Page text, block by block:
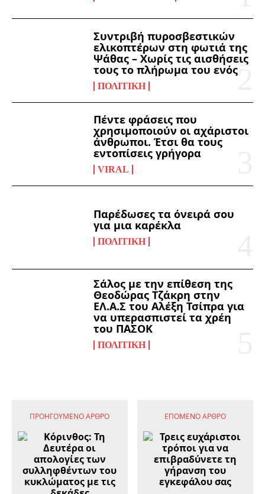
Συντριβή πυροσβεστικών
ελικοπτέρων στη φωτιά της
Ψάθας – Χωρίς τις αισθήσεις
τους το πλήρωμα του ενός
ΠΟΛΙΤΙΚΉ
Πέντε φράσεις που
χρησιμοποιούν οι αχάριστοι
άνθρωποι. Έτσι θα τους
εντοπίσεις γρήγορα
VIRAL
Παρέδωσες τα όνειρά σου
για μια καρέκλα
ΠΟΛΙΤΙΚΉ
Σάλος με την επίθεση της
Θεοδώρας Τζάκρη στην
ΕΛ.Α.Σ του Αλέξη Τσίπρα για
να υπερασπιστεί τα χρέη
του ΠΑΣΟΚ
ΠΟΛΙΤΙΚΉ
ΠΡΟΗΓΟΎΜΕΝΟ ΆΡΘΡΟ ΕΠΌΜΕΝΟ ΆΡΘΡΟ